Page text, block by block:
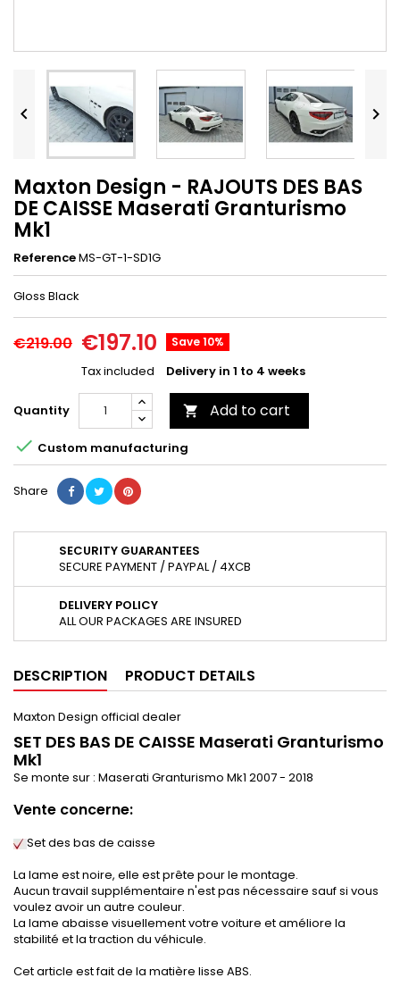
 
Maxton Design - RAJOUTS DES BAS
DE CAISSE Maserati Granturismo
Mk1
ReferenceMS-GT-1-SD1G
Gloss Black
€219.00 €197.10 Save 10%
Tax included Delivery in 1 to 4 weeks
Quantity  Add to cart
 Custom manufacturing
Share
SECURITY GUARANTEES
SECURE PAYMENT / PAYPAL / 4XCB
DELIVERY POLICY
ALL OUR PACKAGES ARE INSURED
DESCRIPTION PRODUCT DETAILS
Maxton Design official dealer
SET DES BAS DE CAISSE Maserati Granturismo
Mk1
Se monte sur : Maserati Granturismo Mk1 2007 - 2018
Vente concerne:
Set des bas de caisse
La lame est noire, elle est prête pour le montage.
Aucun travail supplémentaire n'est pas nécessaire sauf si vous
voulez avoir un autre couleur.
La lame abaisse visuellement votre voiture et améliore la
stabilité et la traction du véhicule.
Cet article est fait de la matière lisse ABS.